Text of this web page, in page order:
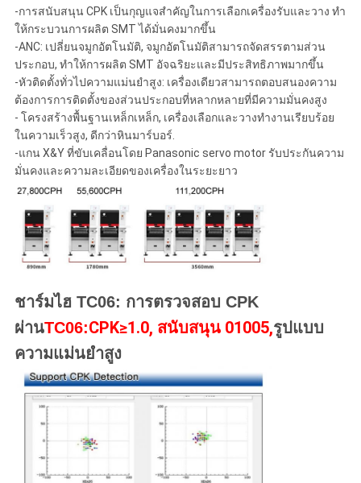
-การสนับสนุน CPK เป็นกุญแจสําคัญในการเลือกเครื่องรับและวาง ทํา
ให้กระบวนการผลิต SMT ได้มั่นคงมากขึ้น
-ANC: เปลี่ยนจมูกอัตโนมัติ, จมูกอัตโนมัติสามารถจัดสรรตามส่วน
ประกอบ, ทําให้การผลิต SMT อัจฉริยะและมีประสิทธิภาพมากขึ้น
-หัวติดตั้งทั่วไปความแม่นยําสูง: เครื่องเดียวสามารถตอบสนองความ
ต้องการการติดตั้งของส่วนประกอบที่หลากหลายที่มีความมั่นคงสูง
- โครงสร้างพื้นฐานเหล็กเหล็ก, เครื่องเลือกและวางทํางานเรียบร้อย
ในความเร็วสูง, ดีกว่าหินมาร์บอร์.
-แกน X&Y ที่ขับเคลื่อนโดย Panasonic servo motor รับประกันความ
มั่นคงและความละเอียดของเครื่องในระยะยาว
ชาร์มไฮ TC06: การตรวจสอบ CPK
ผ่านTC06:CPK≥1.0, สนับสนุน 01005,รูปแบบ
ความแม่นยําสูง